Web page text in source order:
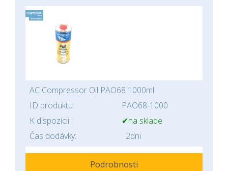
AC Compressor Oil PAO68 1000ml
ID produktu:
PAO68-1000
K dispozícii:
✔na sklade
Čas dodávky:
2dni
Podrobnosti